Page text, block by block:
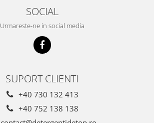
SOCIAL
Urmareste-ne in social media
SUPORT CLIENTI
+40 730 132 413
+40 752 138 138